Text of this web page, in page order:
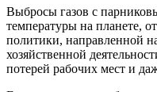
Выбросы газов с
температуры на планете,
политики, направленной
хозяйственной
потерей рабочих мест и